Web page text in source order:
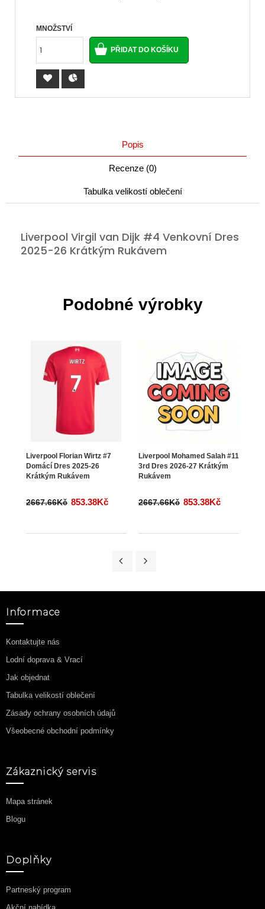
MNOŽSTVÍ
Popis
Recenze (0)
Tabulka velikostí oblečení
Liverpool Virgil van Dijk #4 Venkovní Dres
2025-26 Krátkým Rukávem
Podobné výrobky
Liverpool Florian Wirtz #7
Domácí Dres 2025-26
Krátkým Rukávem
2667.66Kč 853.38Kč
Liverpool Mohamed Salah #11
3rd Dres 2026-27 Krátkým
Rukávem
2667.66Kč 853.38Kč
Informace
Kontaktujte nás
Lodní doprava & Vrací
Jak objednat
Tabulka velikostí oblečení
Zásady ochrany osobních údajů
Všeobecné obchodní podmínky
Zákaznický servis
Mapa stránek
Blogu
Doplňky
Partneský program